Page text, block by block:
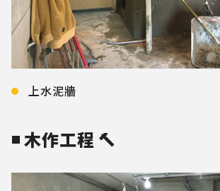
上水泥牆
◾ 木作工程 🔨